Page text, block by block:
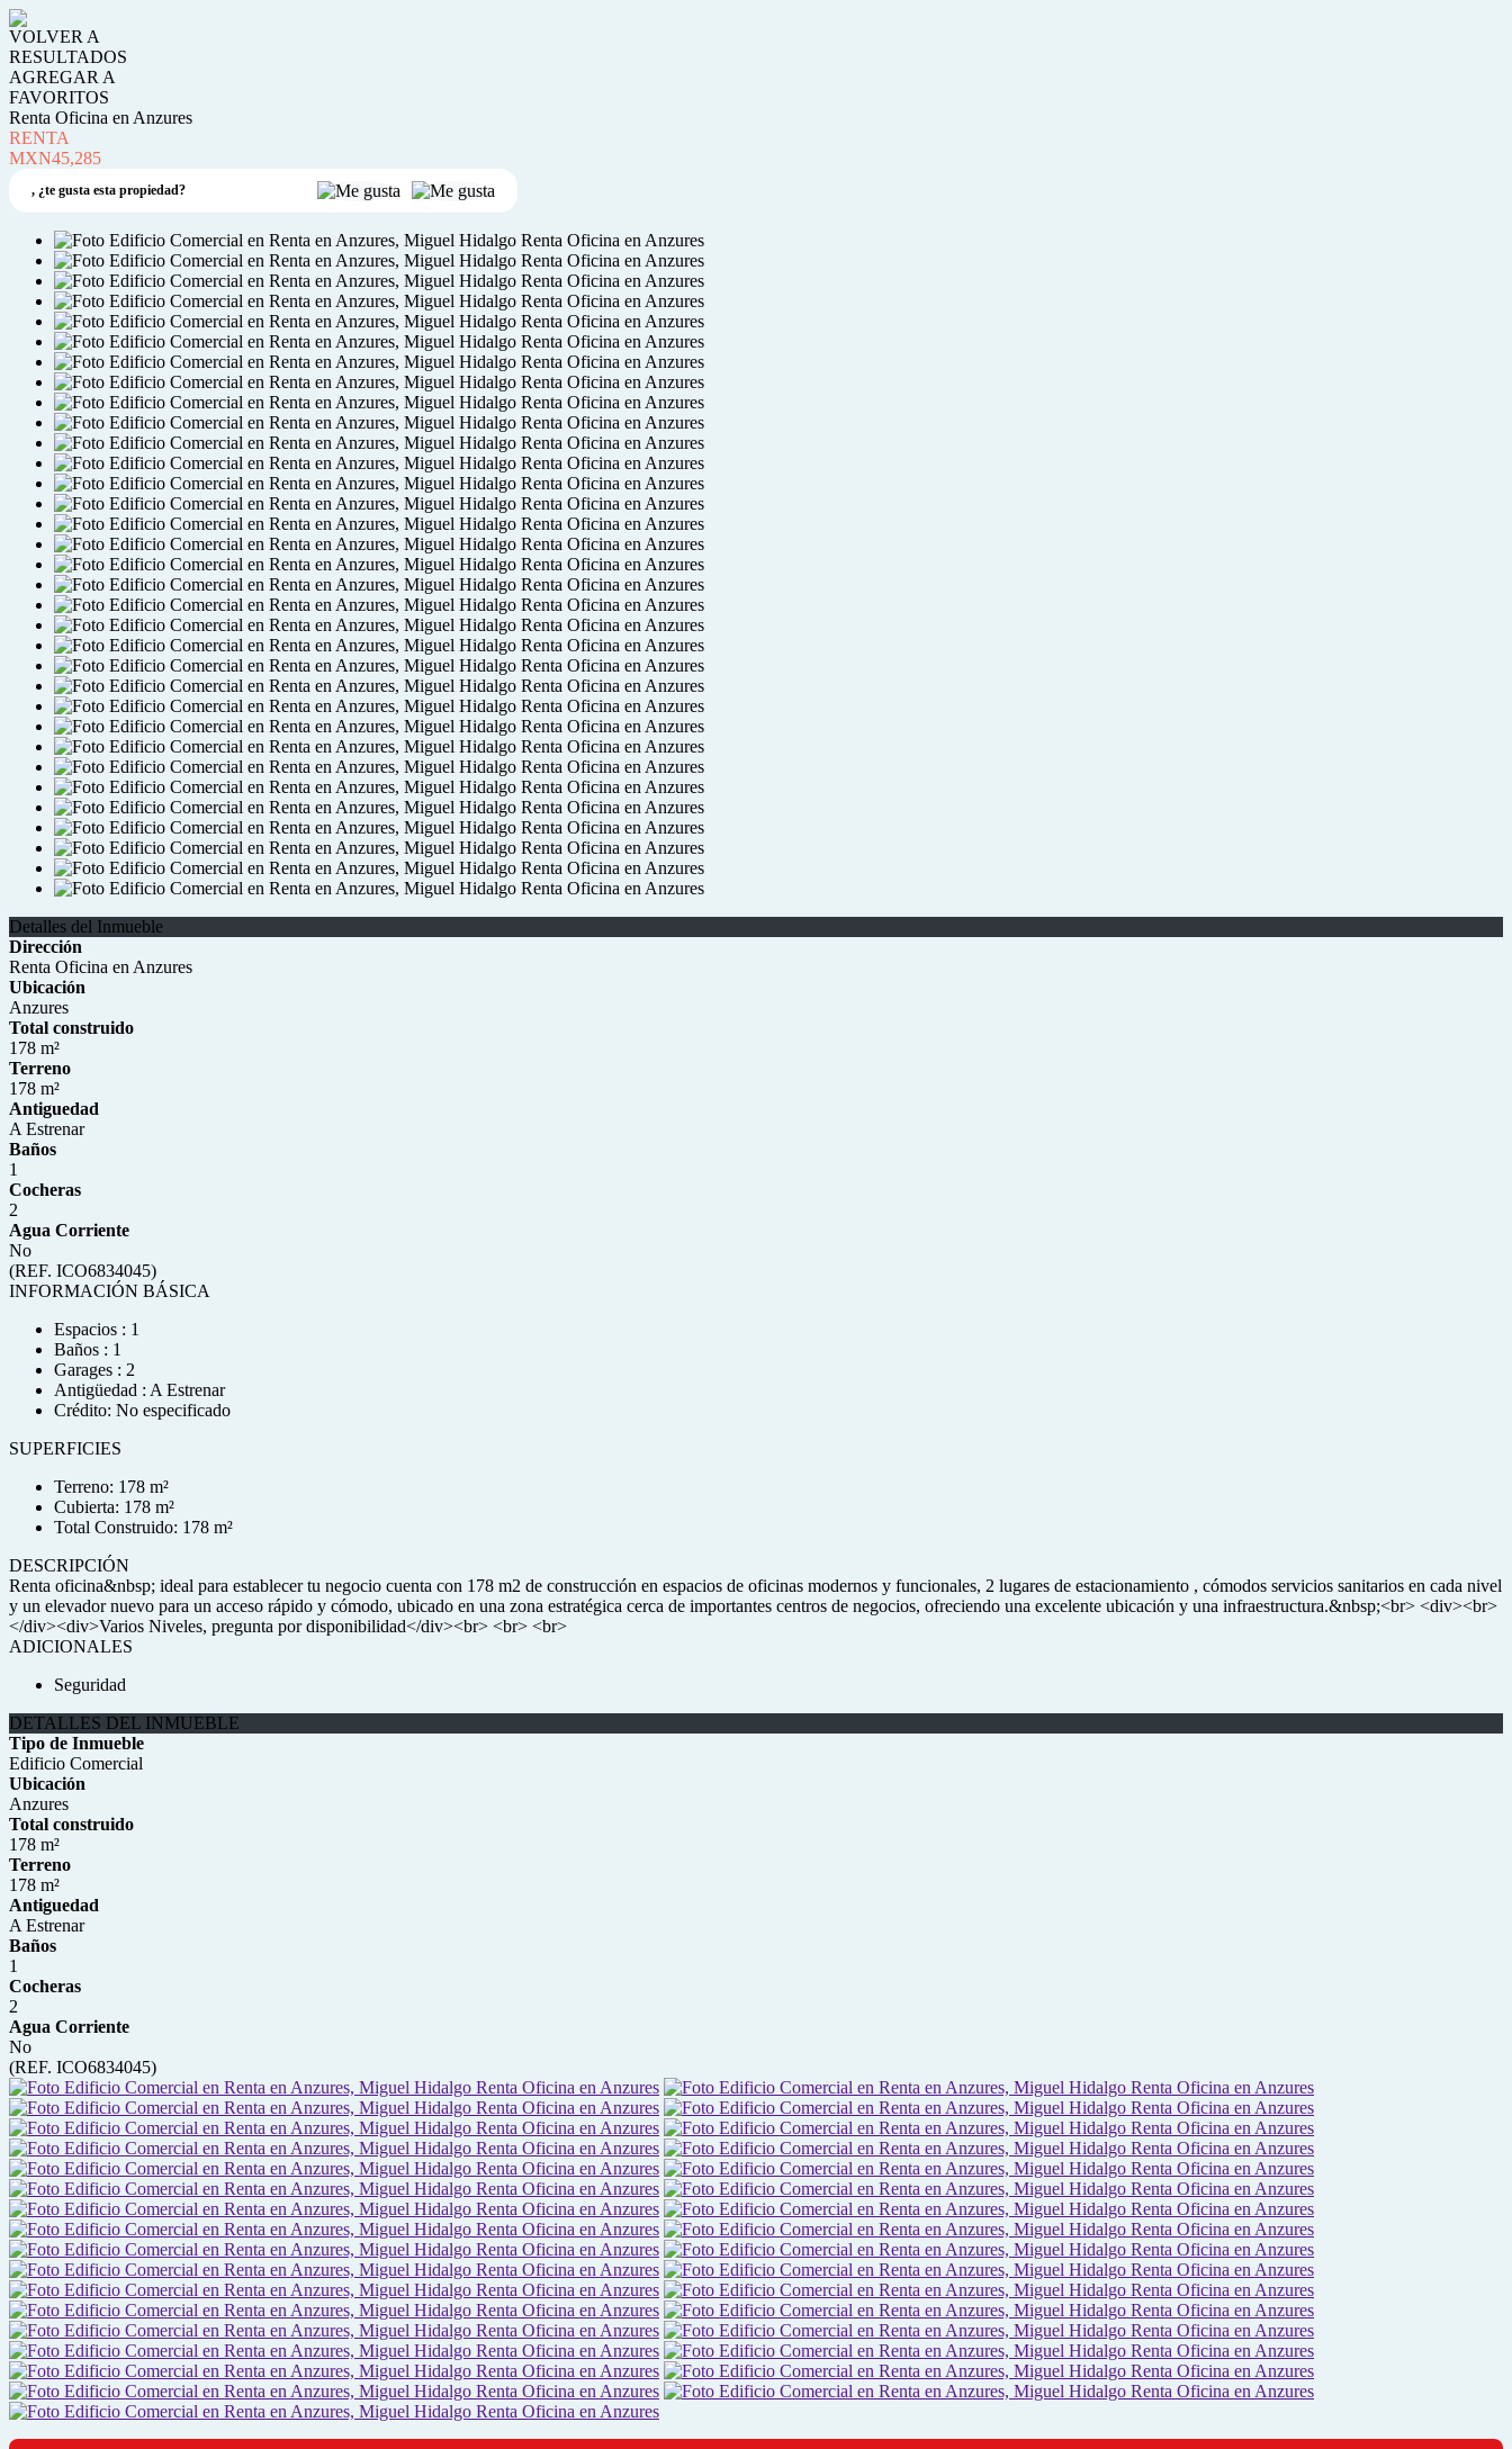
VOLVER A
RESULTADOS
AGREGAR A
FAVORITOS
Renta Oficina en Anzures
RENTA
MXN45,285
, ¿te gusta esta propiedad?
Detalles del Inmueble
Dirección
Renta Oficina en Anzures
Ubicación
Anzures
Total construido
178 m²
Terreno
178 m²
Antiguedad
A Estrenar
Baños
1
Cocheras
2
Agua Corriente
No
(REF. ICO6834045)
INFORMACIÓN BÁSICA
Espacios : 1
Baños : 1
Garages : 2
Antigüedad : A Estrenar
Crédito: No especificado
SUPERFICIES
Terreno: 178 m²
Cubierta: 178 m²
Total Construido: 178 m²
DESCRIPCIÓN
Renta oficina&nbsp; ideal para establecer tu negocio cuenta con 178 m2 de construcción en espacios de oficinas modernos y funcionales, 2 lugares de estacionamiento , cómodos servicios sanitarios en cada nivel
y un elevador nuevo para un acceso rápido y cómodo, ubicado en una zona estratégica cerca de importantes centros de negocios, ofreciendo una excelente ubicación y una infraestructura.&nbsp;<br> <div><br>
</div><div>Varios Niveles, pregunta por disponibilidad</div><br> <br> <br>
ADICIONALES
Seguridad
DETALLES DEL INMUEBLE
Tipo de Inmueble
Edificio Comercial
Ubicación
Anzures
Total construido
178 m²
Terreno
178 m²
Antiguedad
A Estrenar
Baños
1
Cocheras
2
Agua Corriente
No
(REF. ICO6834045)